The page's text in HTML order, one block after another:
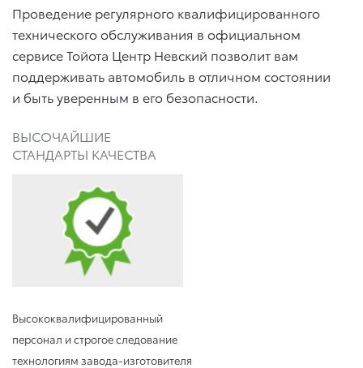
Проведение регулярного квалифицированного
технического обслуживания в официальном
сервисе Тойота Центр Невский позволит вам
поддерживать автомобиль в отличном состоянии
и быть уверенным в его безопасности.
ВЫСОЧАЙШИЕ
СТАНДАРТЫ КАЧЕСТВА
Высококвалифицированный
персонал и строгое следование
технологиям завода-изготовителя